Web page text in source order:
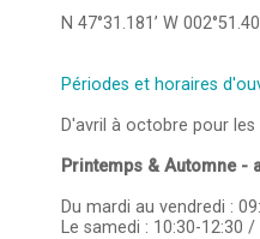
N 47°31.181’ W
Périodes et horaires
D'avril à octobre pour
Printemps & Automne -
Du mardi au vendredi :
Le samedi : 10:30-12:30 /